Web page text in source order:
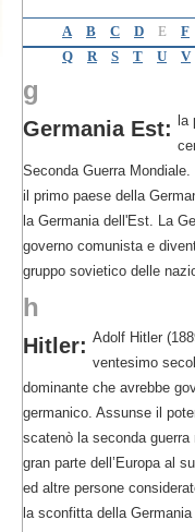
A B C D E F
Q
R S T U V
g
Germania Est: la
Seconda Guerra
il primo paese della
la Germania dell'Est. La
governo comunista e
gruppo sovietico delle
h
Hitler: Adolf Hitler
ventesimo
dominante che avrebbe
germanico. Assunse il
scatenò la seconda guerra
gran parte dell’Europa al
ed altre persone
la sconfitta della Germania